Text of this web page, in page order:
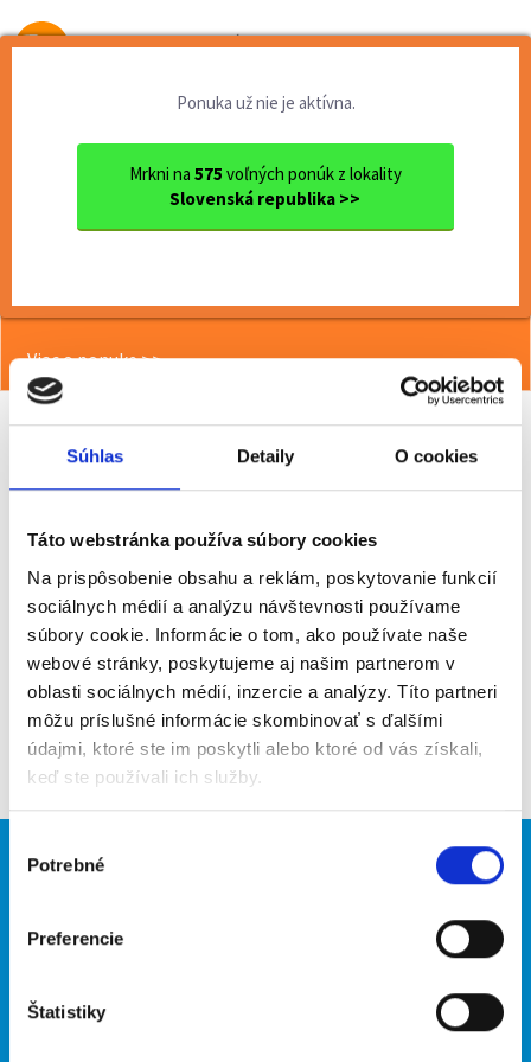
Súhlas Detaily O cookies
Táto webstránka používa súbory cookies
Na prispôsobenie obsahu a reklám, poskytovanie funkcií
sociálnych médií a analýzu návštevnosti používame
súbory cookie. Informácie o tom, ako používate naše
webové stránky, poskytujeme aj našim partnerom v
oblasti sociálnych médií, inzercie a analýzy. Títo partneri
môžu príslušné informácie skombinovať s ďalšími
údajmi, ktoré ste im poskytli alebo ktoré od vás získali,
keď ste používali ich služby.
súhlasu
Potrebné
Preferencie
Štatistiky
Od prvej brigády
Ponuka už nie je aktívna.
Mrkni na 575 voľných ponúk z lokality
Slovenská republika >>
Ok. Zvolen
Termín 17.06. Manipulačné p...
<< Späť
Viac o ponuke >>
Poslať na email
Upozorniť na inzerát
Pridať do obľúbených
Späť
Brigádnici
Hľadané brigády
O portáli Naše ďalšie projekty